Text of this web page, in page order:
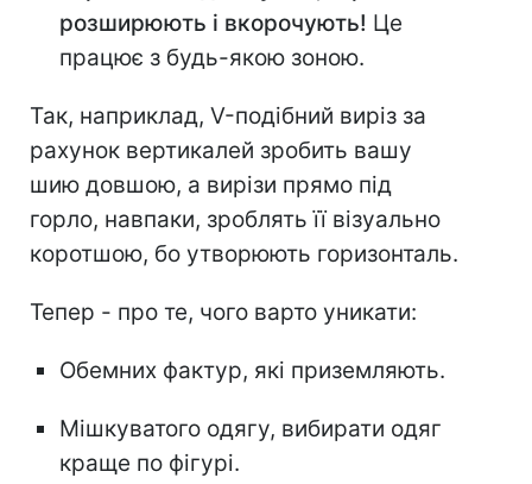
розширюють і вкорочують! Це
працює з будь-якою зоною.
Так, наприклад, V-подібний виріз за
рахунок вертикалей зробить вашу
шию довшою, а вирізи прямо під
горло, навпаки, зроблять її візуально
коротшою, бо утворюють горизонталь.
Тепер - про те, чого варто уникати:⠀
Обемних фактур, які приземляють.
Мішкуватого одягу, вибирати одяг
краще по фігурі.